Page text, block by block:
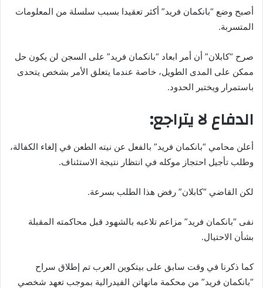
أصبح وضع “بانكمان فريد” أكثر تعقيدا بسبب سلسلة من المعلومات
المتسربة.
صرح “كابلان” أن أمر ابعاد “بانكمان فريد” على السجن لن يكون حل
ممكن على المدى الطويل، خاصة عندما يتعلق الأمر بشخص يتحدى
باستمرار ويختبر الحدود.
الدفاع لا يتراجع:
أعلن محامي “بانكمان فريد” بالفعل عن نيته الطعن في إلغاء الكفالة،
وطلب تأجيل احتجاز موكله في انتظار نتيجة الاستئناف.
لكن القاضي “كابلان” رفض هذا الطلب بسرعة.
نفى “بانكمان فريد” مزاعم تلاعبه بالشهود قبل محاكمته المقبلة
بشأن الاحتيال.
كما ذكرنا في وقت سابق على بيتكوين العرب تم إطلاق سراح
“بانكمان فريد” من محكمة مانهاتن الفيدرالية بموجب تعهد شخصي